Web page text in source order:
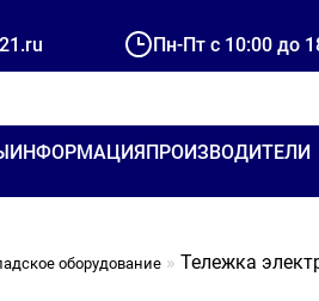
Пн-Пт с 10:00 до
ИНФОРМАЦИЯПРОИЗВОДИТЕЛИ
оборудование Тележка